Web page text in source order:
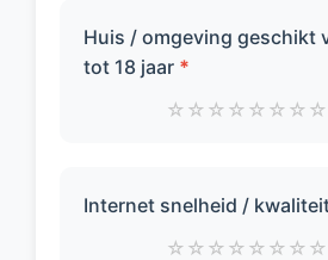
Huis / omgeving geschikt
tot 18 jaar *
☆ ☆ ☆ ☆ ☆ ☆ ☆ ☆
Internet snelheid /
☆ ☆ ☆ ☆ ☆ ☆ ☆ ☆